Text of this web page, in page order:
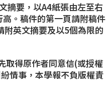
摘要，以A4紙張由左至右
。稿件的第一頁請附稿件
英文摘要及以5個為限的
取得原作者同意信(或授權
情事，本學報不負版權責